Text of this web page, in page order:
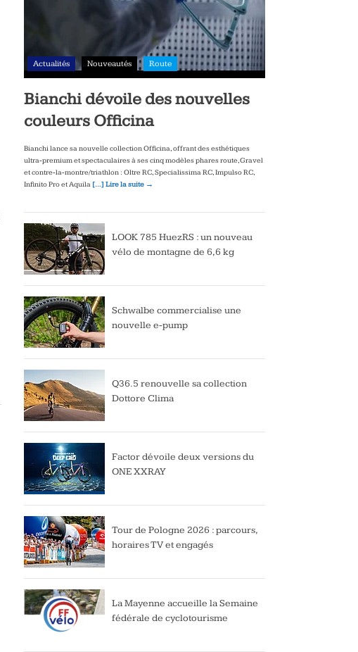
Actualités Nouveautés Route
Bianchi dévoile des nouvelles
couleurs Officina
Bianchi lance sa nouvelle collection Officina, offrant des esthétiques
ultra‑premium et spectaculaires à ses cinq modèles phares route, Gravel
et contre‑la‑montre/triathlon : Oltre RC, Specialissima RC, Impulso RC,
Infinito Pro et Aquila […] Lire la suite →
LOOK 785 HuezRS : un nouveau
vélo de montagne de 6,6 kg
Schwalbe commercialise une
nouvelle e-pump
Q36.5 renouvelle sa collection
Dottore Clima
Factor dévoile deux versions du
ONE XXRAY
Tour de Pologne 2026 : parcours,
horaires TV et engagés
La Mayenne accueille la Semaine
fédérale de cyclotourisme